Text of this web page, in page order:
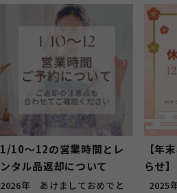
1/10～12の営業時間とレ
ンタル品返却について
2026年 あけましておめでと
【年
らせ】
2025